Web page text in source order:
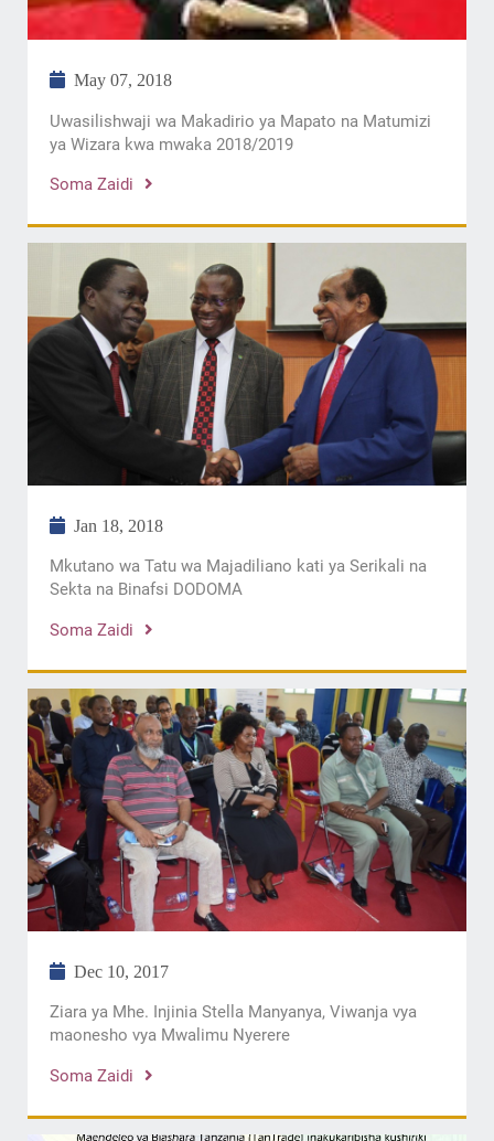
May 07, 2018
Uwasilishwaji wa Makadirio ya Mapato na Matumizi
ya Wizara kwa mwaka 2018/2019
Soma Zaidi
Jan 18, 2018
Mkutano wa Tatu wa Majadiliano kati ya Serikali na
Sekta na Binafsi DODOMA
Soma Zaidi
Dec 10, 2017
Ziara ya Mhe. Injinia Stella Manyanya, Viwanja vya
maonesho vya Mwalimu Nyerere
Soma Zaidi